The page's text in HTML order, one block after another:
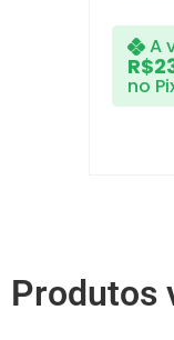
A
R$
no
Produtos